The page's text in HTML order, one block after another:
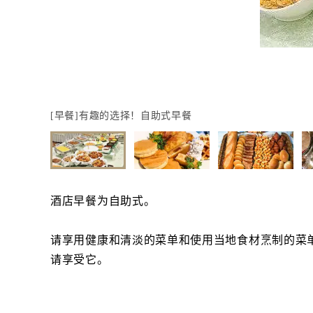
[早餐]有趣的选择！自助式早餐
酒店早餐为自助式。
请享用健康和清淡的菜单和使用当地食材烹制的菜
请享受它。